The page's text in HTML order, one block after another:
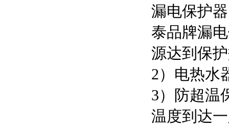
漏电保护
泰品牌漏
源达到保
2）电热水
3）防超温
温度到达